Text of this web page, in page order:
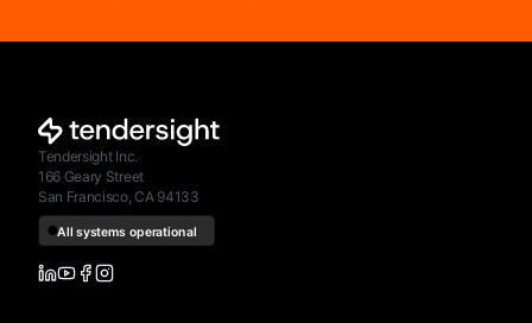
Tendersight Inc.
166 Geary Street
San Francisco, CA 94133